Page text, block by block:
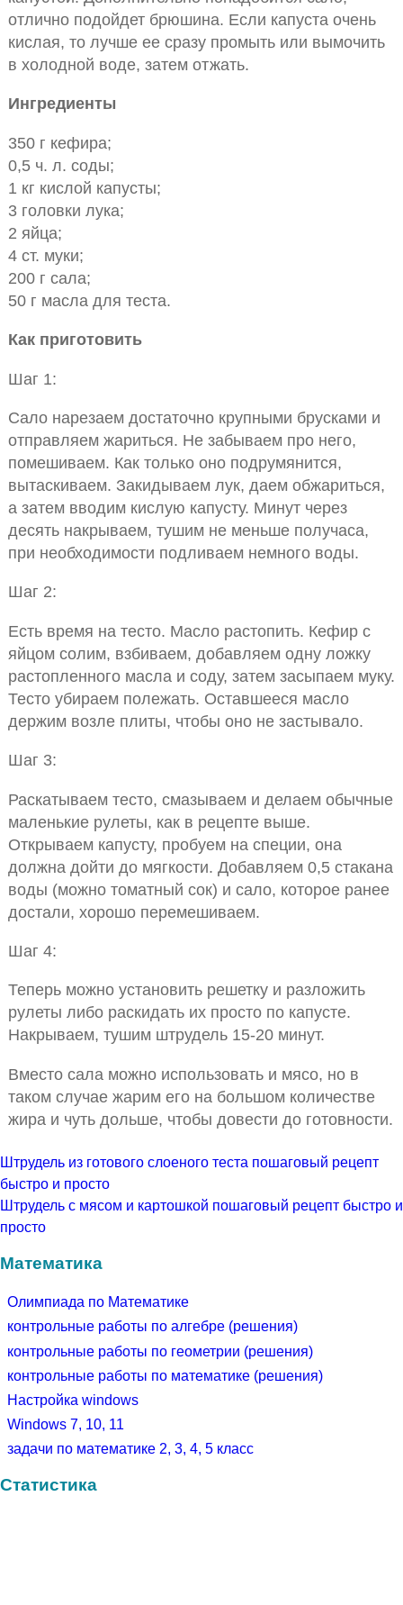
отлично подойдет брюшина. Если капуста очень
кислая, то лучше ее сразу промыть или вымочить
в холодной воде, затем отжать.
Ингредиенты
350 г кефира;
0,5 ч. л. соды;
1 кг кислой капусты;
3 головки лука;
2 яйца;
4 ст. муки;
200 г сала;
50 г масла для теста.
Как приготовить
Шаг 1:
Сало нарезаем достаточно крупными брусками и
отправляем жариться. Не забываем про него,
помешиваем. Как только оно подрумянится,
вытаскиваем. Закидываем лук, даем обжариться,
а затем вводим кислую капусту. Минут через
десять накрываем, тушим не меньше получаса,
при необходимости подливаем немного воды.
Шаг 2:
Есть время на тесто. Масло растопить. Кефир с
яйцом солим, взбиваем, добавляем одну ложку
растопленного масла и соду, затем засыпаем муку.
Тесто убираем полежать. Оставшееся масло
держим возле плиты, чтобы оно не застывало.
Шаг 3:
Раскатываем тесто, смазываем и делаем обычные
маленькие рулеты, как в рецепте выше.
Открываем капусту, пробуем на специи, она
должна дойти до мягкости. Добавляем 0,5 стакана
воды (можно томатный сок) и сало, которое ранее
достали, хорошо перемешиваем.
Шаг 4:
Теперь можно установить решетку и разложить
рулеты либо раскидать их просто по капусте.
Накрываем, тушим штрудель 15-20 минут.
Вместо сала можно использовать и мясо, но в
таком случае жарим его на большом количестве
жира и чуть дольше, чтобы довести до готовности.
Штрудель из готового слоеного теста пошаговый рецепт
быстро и просто
Штрудель с мясом и картошкой пошаговый рецепт быстро и
просто
Математика
Олимпиада по Математике
контрольные работы по алгебре (решения)
контрольные работы по геометрии (решения)
контрольные работы по математике (решения)
Настройка windows
Windows 7, 10, 11
задачи по математике 2, 3, 4, 5 класс
Статистика